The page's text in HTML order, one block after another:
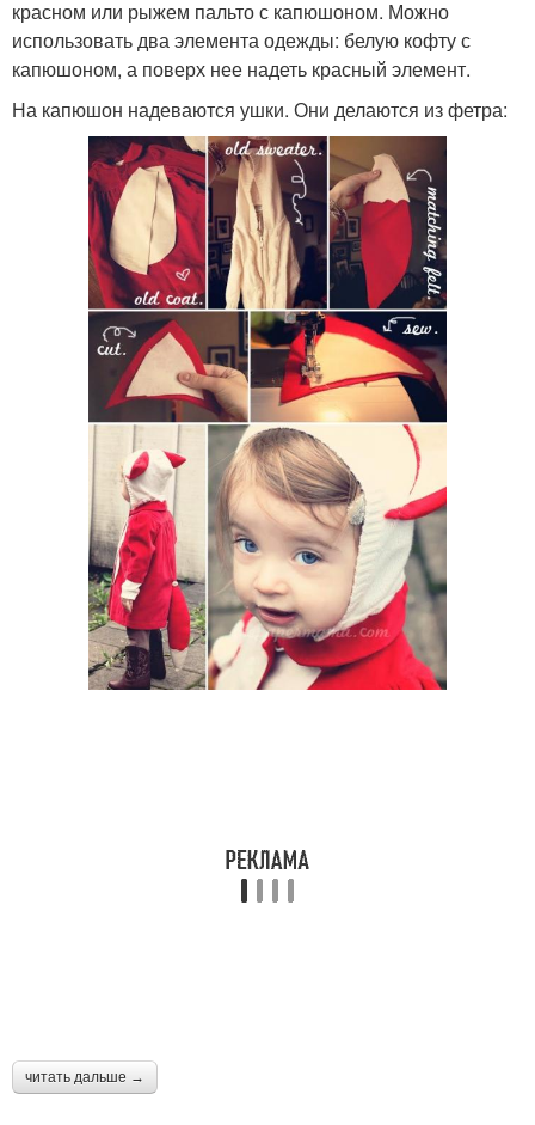
красном или рыжем пальто с капюшоном. Можно
использовать два элемента одежды: белую кофту с
капюшоном, а поверх нее надеть красный элемент.
На капюшон надеваются ушки. Они делаются из фетра:
читать дальше →